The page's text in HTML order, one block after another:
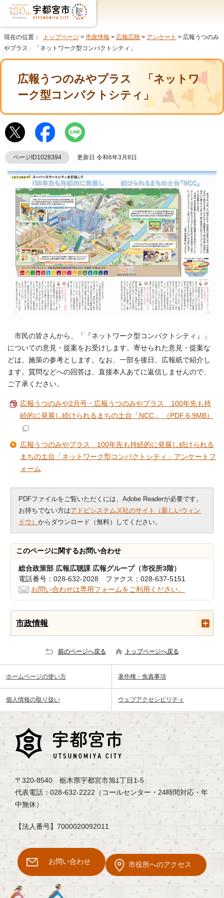
現在の位置： トップページ > 市政情報 > 広報広聴 > アンケート > 広報うつのみ
やプラス 「ネットワーク型コンパクトシティ」
広報うつのみやプラス 「ネットワ
ーク型コンパクトシティ」
ページID1028394 更新日 令和6年3月8日
市民の皆さんから、「『ネットワーク型コンパクトシティ』」
についての意見・提案をお受けします。寄せられた意見・提案な
どは、施策の参考とします。なお、一部を後日、広報紙で紹介し
ます。質問などへの回答は、直接本人あてに返信しませんので、
ご了承ください。
広報うつのみや2月号・広報うつのみやプラス 100年先も持
続的に発展し続けられるまちの土台「NCC」 （PDF 6.9MB）
広報うつのみやプラス 100年先も持続的に発展し続けられる
まちの土台「ネットワーク型コンパクトシティ」アンケートフ
ォーム
PDFファイルをご覧いただくには、Adobe Readerが必要です。
お持ちでない方はアドビシステムズ社のサイト（新しいウィン
ドウ）からダウンロード（無料）してください。
このページに関するお問い合わせ
総合政策部 広報広聴課 広報グループ（市役所3階）
電話番号：028-632-2028 ファクス：028-637-5151
お問い合わせは専用フォームをご利用ください。
市政情報
前のページへ戻る トップページへ戻る
ホームページの使い方 著作権・免責事項
個人情報の取り扱い ウェブアクセシビリティ
〒320-8540 栃木県宇都宮市旭1丁目1-5
代表電話：028-632-2222（コールセンター・24時間対応・年
中無休）
【法人番号】7000020092011
お問い合わせ 市役所へのアクセス